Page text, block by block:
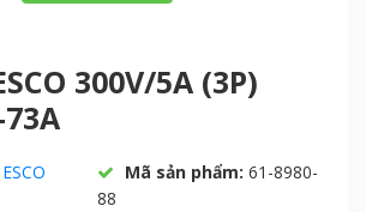
300V/5A (3P)
ESCO Mã sản phẩm: 61-8980-
88